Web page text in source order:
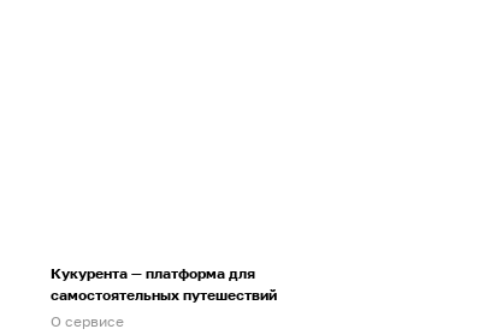
Кукурента — платформа для
самостоятельных путешествий
О сервисе